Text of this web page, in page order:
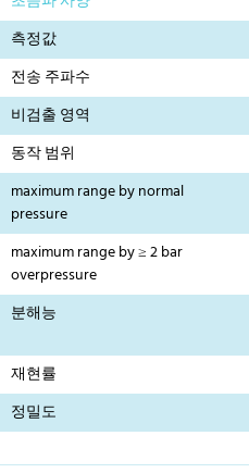
측정값
전송 주파수
비검출 영역
동작 범위
maximum range by normal
pressure
maximum range by ≥ 2 bar
overpressure
분해능
재현률
정밀도